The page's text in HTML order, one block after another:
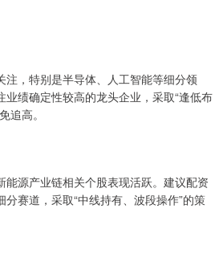
注，特别是半导体、人工智能等细分领
绩确定性较高的龙头企业，采取“逢低布
追高。
能源产业链相关个股表现活跃。建议配资
赛道，采取“中线持有、波段操作”的策